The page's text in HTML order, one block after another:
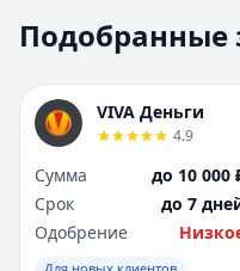
VIVA Деньги
4.9
Сумма
до 10 000
Срок
до 7
Одобрение